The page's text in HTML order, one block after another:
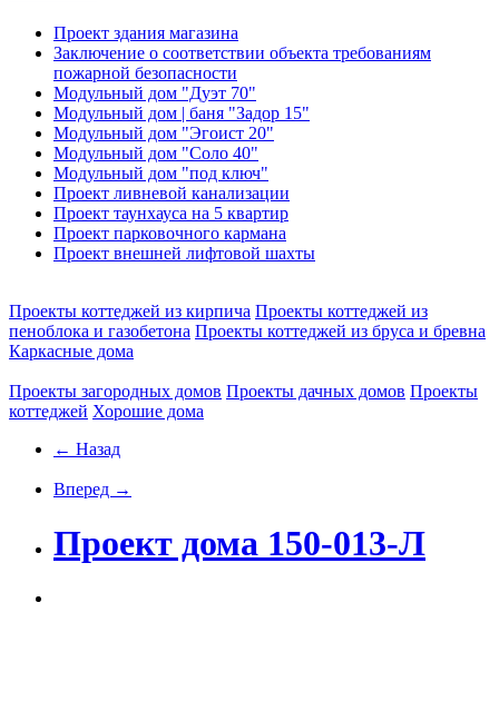
Проект здания магазина
Заключение о соответствии объекта требованиям
пожарной безопасности
Модульный дом "Дуэт 70"
Модульный дом | баня "Задор 15"
Модульный дом "Эгоист 20"
Модульный дом "Соло 40"
Модульный дом "под ключ"
Проект ливневой канализации
Проект таунхауса на 5 квартир
Проект парковочного кармана
Проект внешней лифтовой шахты
Проекты коттеджей из кирпича Проекты коттеджей из
пеноблока и газобетона Проекты коттеджей из бруса и бревна
Каркасные дома
Проекты загородных домов Проекты дачных домов Проекты
коттеджей Хорошие дома
← Назад
Вперед →
Проект дома 150-013-Л